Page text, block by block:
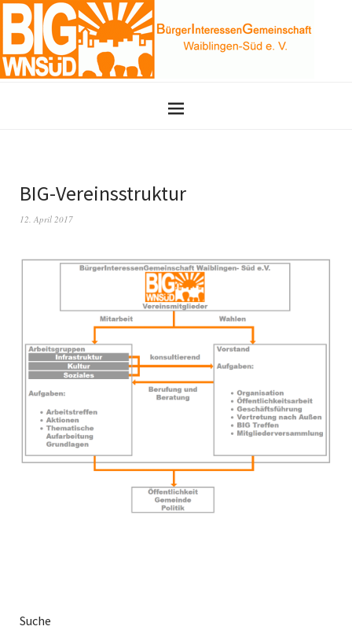
BIG-Vereinsstruktur
12. April 2017
Suche